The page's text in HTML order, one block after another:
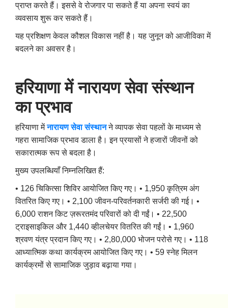
प्राप्त करते हैं। इससे वे रोजगार पा सकते हैं या अपना स्वयं का
व्यवसाय शुरू कर सकते हैं।
यह प्रशिक्षण केवल कौशल विकास नहीं है। यह जुनून को आजीविका में
बदलने का अवसर है।
हरियाणा में नारायण सेवा संस्थान
का प्रभाव
हरियाणा मेंनारायण सेवा संस्थानने व्यापक सेवा पहलों के माध्यम से
गहरा सामाजिक प्रभाव डाला है। इन प्रयासों ने हजारों जीवनों को
सकारात्मक रूप से बदला है।
मुख्य उपलब्धियाँ निम्नलिखित हैं:
• 126 चिकित्सा शिविर आयोजित किए गए। • 1,950 कृत्रिम अंग
वितरित किए गए। • 2,100 जीवन-परिवर्तनकारी सर्जरी की गई। •
6,000 राशन किट ज़रूरतमंद परिवारों को दी गईं। • 22,500
ट्राइसाइकिल और 1,440 व्हीलचेयर वितरित की गईं। • 1,960
श्रवण यंत्र प्रदान किए गए। • 2,80,000 भोजन परोसे गए। • 118
आध्यात्मिक कथा कार्यक्रम आयोजित किए गए। • 59 स्नेह मिलन
कार्यक्रमों से सामाजिक जुड़ाव बढ़ाया गया।